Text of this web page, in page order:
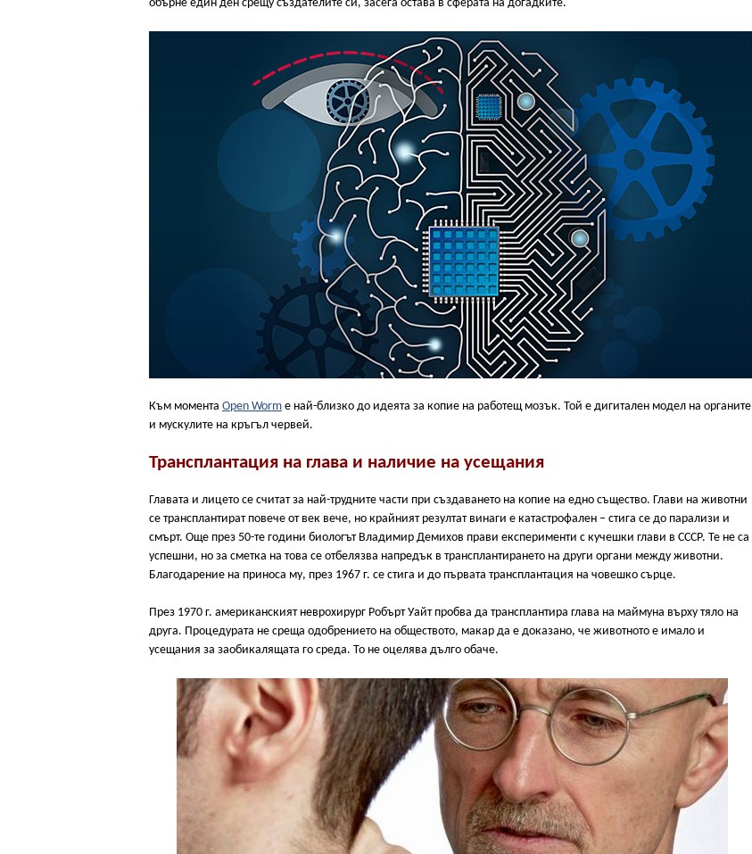
обърне един ден срещу създателите си, засега остава в сферата на догадките.
Към момента Open Worm е най-близко до идеята за копие на работещ мозък. Той е дигитален модел на органите
и мускулите на кръгъл червей.
Трансплантация на глава и наличие на усещания
Главата и лицето се считат за най-трудните части при създаването на копие на едно същество. Глави на животни
се трансплантират повече от век вече, но крайният резултат винаги е катастрофален – стига се до парализи и
смърт. Още през 50-те години биологът Владимир Демихов прави експерименти с кучешки глави в СССР. Те не са
успешни, но за сметка на това се отбелязва напредък в трансплантирането на други органи между животни.
Благодарение на приноса му, през 1967 г. се стига и до първата трансплантация на човешко сърце.
През 1970 г. американският неврохирург Робърт Уайт пробва да трансплантира глава на маймуна върху тяло на
друга. Процедурата не среща одобрението на обществото, макар да е доказано, че животното е имало и
усещания за заобикалящата го среда. То не оцелява дълго обаче.